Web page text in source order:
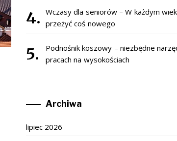
Wczasy dla seniorów – W każdym
przeżyć coś nowego
Podnośnik koszowy – niezbędne
pracach na wysokościach
Archiwa
lipiec 2026